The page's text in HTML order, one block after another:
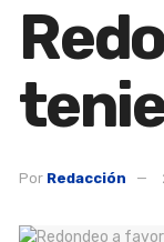
Por Redacción